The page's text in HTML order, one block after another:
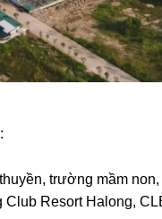
trường mầm
Resort Halong,